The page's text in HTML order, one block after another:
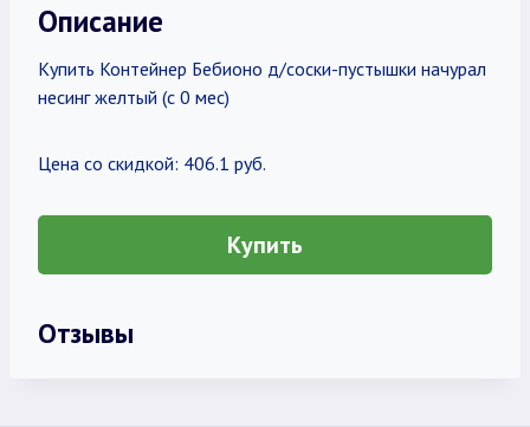
Описание
Купить Контейнер Бебионо д/соски-пустышки начурал
несинг желтый (с 0 мес)
Цена со скидкой: 406.1 руб.
Купить
Отзывы